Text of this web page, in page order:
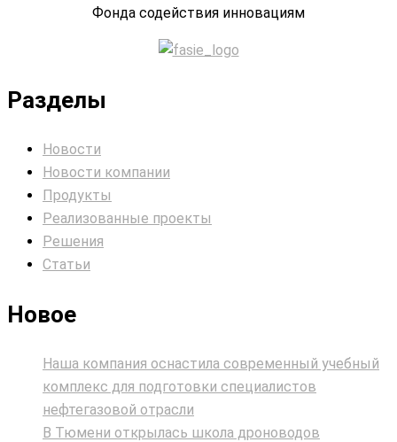
Фонда содействия инновациям
Разделы
Новости
Новости компании
Продукты
Реализованные проекты
Решения
Статьи
Новое
Наша компания оснастила современный учебный
комплекс для подготовки специалистов
нефтегазовой отрасли
В Тюмени открылась школа дроноводов